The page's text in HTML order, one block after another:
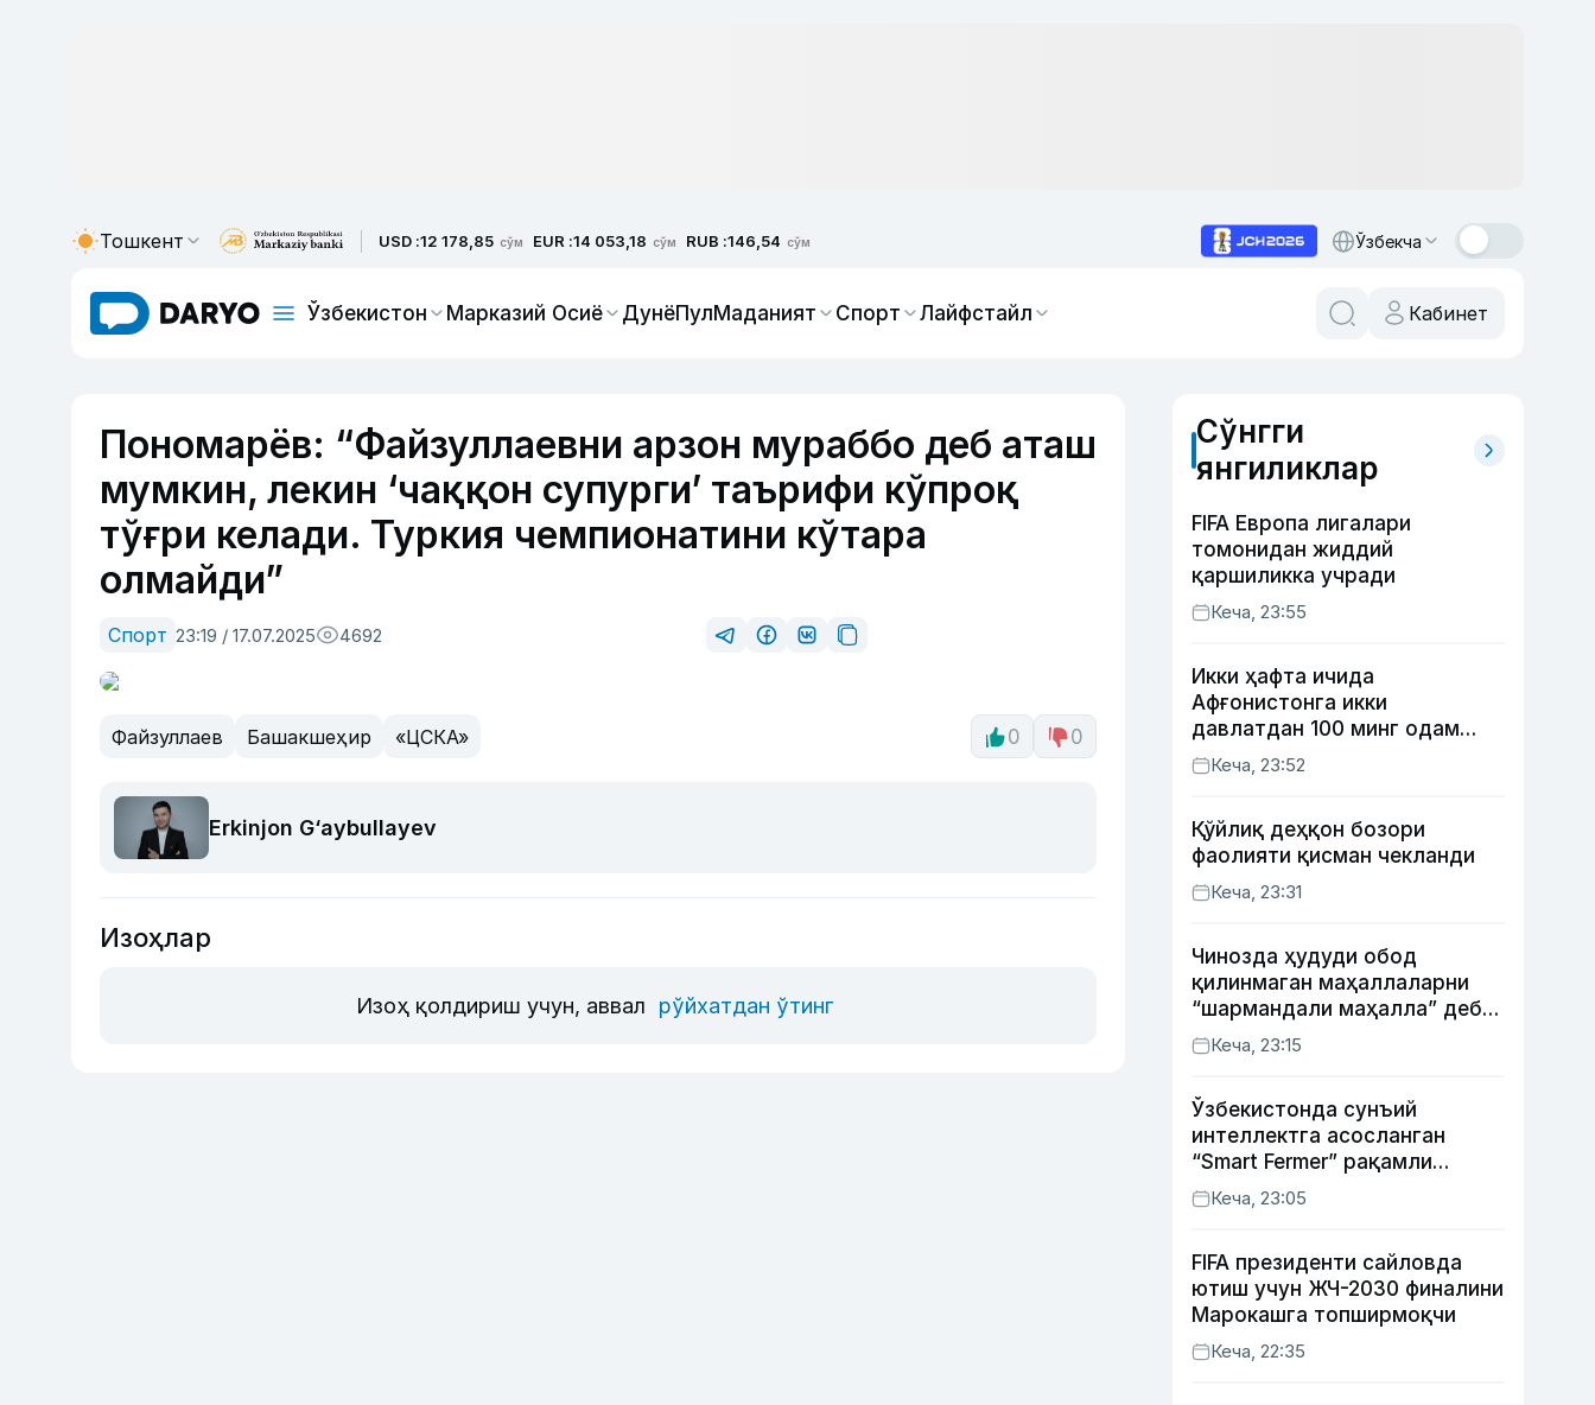
Тошкент USD :12 178,85 сўм EUR :14 053,18 сўм RUB :146,54 сўм Ўзбекча
Ўзбекистон Марказий Осиё ДунёПулМаданият Спорт Лайфстайл Кабинет
Пономарёв: “Файзуллаевни арзон мураббо деб аташ
мумкин, лекин ‘чаққон супурги’ таърифи кўпроқ
тўғри келади. Туркия чемпионатини кўтара
олмайди”
Спорт 23:19 / 17.07.2025 4692
Файзуллаев Башакшеҳир «ЦСКА» 0 0
Erkinjon G‘aybullayev
Изоҳлар
Изоҳ қолдириш учун, аввал рўйхатдан ўтинг
Сўнгги
янгиликлар
FIFA Европа лигалари
томонидан жиддий
қаршиликка учради
Кеча, 23:55
Икки ҳафта ичида
Афғонистонга икки
давлатдан 100 минг одам
қайтиб келди
Кеча, 23:52
Қўйлиқ деҳқон бозори
фаолияти қисман чекланди
Кеча, 23:31
Чинозда ҳудуди обод
қилинмаган маҳаллаларни
“шармандали маҳалла” деб
белгилаш бошланди
Кеча, 23:15
Ўзбекистонда сунъий
интеллектга асосланган
“Smart Fermer” рақамли
платформаси ишга
туширилади
Кеча, 23:05
FIFA президенти сайловда
ютиш учун ЖЧ-2030 финалини
Марокашга топширмоқчи
Кеча, 22:35